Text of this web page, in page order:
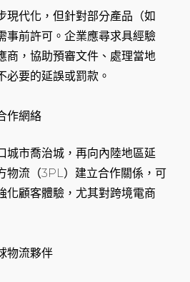
現代化，但針對部分產品（如
事前許可。企業應尋求具經驗
商，協助預審文件、處理當地
必要的延誤或罰款。
作網絡
城市喬治城，再向內陸地區延
物流（3PL）建立合作關係，可
化顧客體驗，尤其對跨境電商
物流夥伴